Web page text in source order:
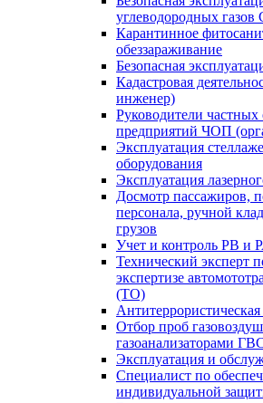
углеводородных
Карантинное
обеззараживание
Безопасная
Кадастровая
инженер)
Руководители
предприятий ЧОП
Эксплуатация
оборудования
Эксплуатация
Досмотр пассажиров,
персонала, ручной
грузов
Учет и контроль РВ и
Технический эксперт
экспертизе
(ТО)
Отбор проб
газоанализаторами
Эксплуатация и
Специалист по
индивидуальной